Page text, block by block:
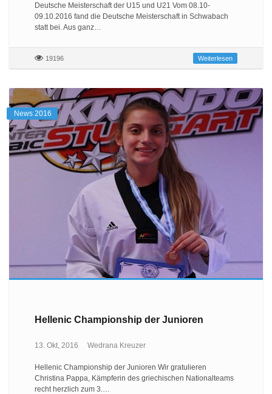
Deutsche Meisterschaft der U15 und U21 Vom 08.10-
09.10.2016 fand die Deutsche Meisterschaft in Schwabach
statt bei. Aus ganz…
19196 Weiterlesen
News 2016
Hellenic Championship der Junioren
13. Okt, 2016 Wedrana Kreuzer
Hellenic Championship der Junioren Wir gratulieren
Christina Pappa, Kämpferin des griechischen Nationalteams
recht herzlich zum 3.…